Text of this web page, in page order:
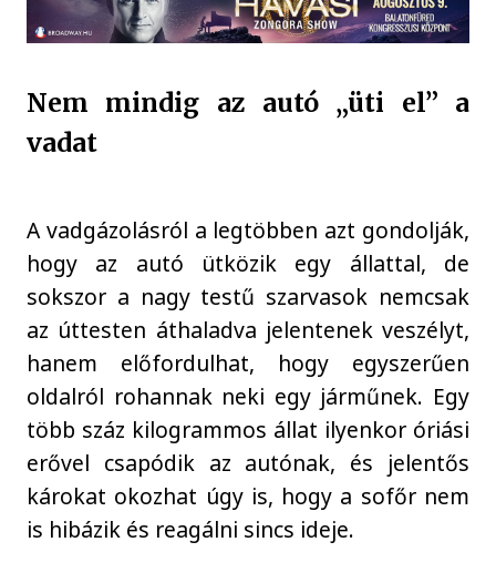
Nem mindig az autó „üti el” a
vadat
A vadgázolásról a legtöbben azt gondolják,
hogy az autó ütközik egy állattal, de
sokszor a nagy testű szarvasok nemcsak
az úttesten áthaladva jelentenek veszélyt,
hanem előfordulhat, hogy egyszerűen
oldalról rohannak neki egy járműnek. Egy
több száz kilogrammos állat ilyenkor óriási
erővel csapódik az autónak, és jelentős
károkat okozhat úgy is, hogy a sofőr nem
is hibázik és reagálni sincs ideje.